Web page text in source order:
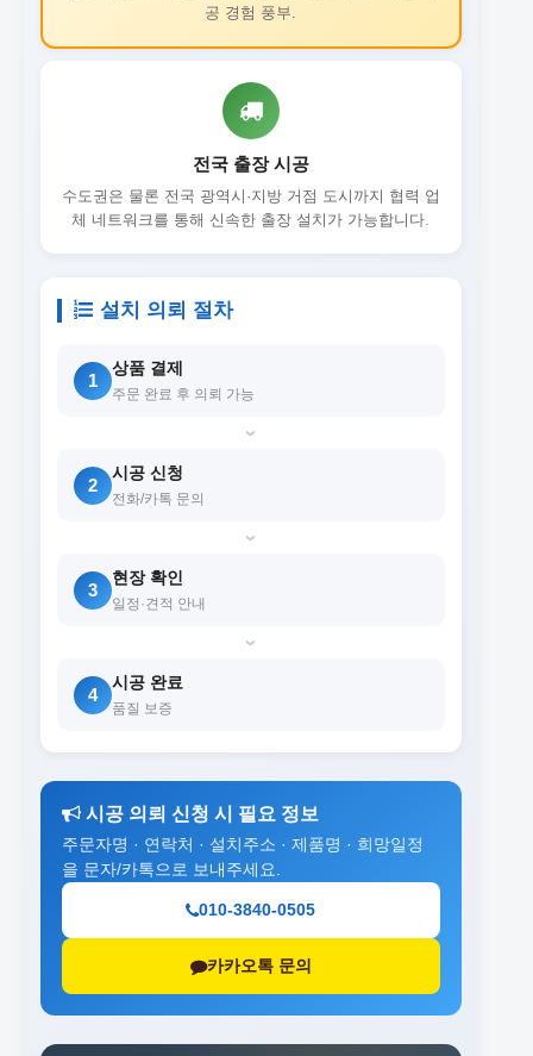
공 경험 풍부.
전국 출장 시공
수도권은 물론 전국 광역시·지방 거점 도시까지 협력 업
체 네트워크를 통해 신속한 출장 설치가 가능합니다.
설치 의뢰 절차
1
상품 결제
주문 완료 후 의뢰 가능
›
2
시공 신청
전화/카톡 문의
›
3
현장 확인
일정·견적 안내
›
4
시공 완료
품질 보증
시공 의뢰 신청 시 필요 정보
주문자명 · 연락처 · 설치주소 · 제품명 · 희망일정
을 문자/카톡으로 보내주세요.
010-3840-0505
카카오톡 문의